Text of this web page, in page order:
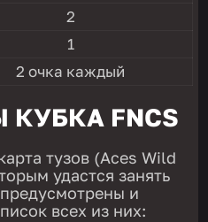
2
1
2 очка каждый
FNCS
тузов (Aces Wild
удастся занять
и
всех из них: